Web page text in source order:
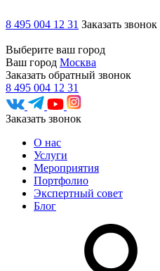
8 495 004 12 31 Заказать звонок
Выберите ваш город
Ваш город Москва
Заказать обратный звонок
8 495 004 12 31
Заказать звонок
О нас
Услуги
Мероприятия
Портфолио
Экспертный совет
Блог